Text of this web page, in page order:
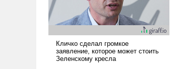
перед Китаем.